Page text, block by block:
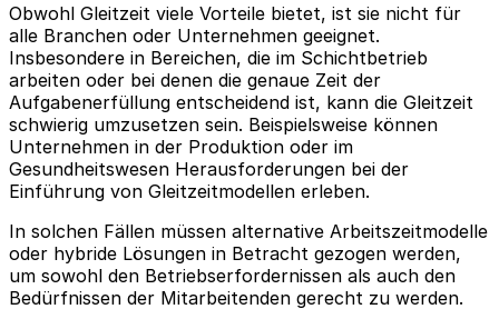
Obwohl Gleitzeit viele Vorteile bietet, ist sie nicht für
alle Branchen oder Unternehmen geeignet.
Insbesondere in Bereichen, die im Schichtbetrieb
arbeiten oder bei denen die genaue Zeit der
Aufgabenerfüllung entscheidend ist, kann die Gleitzeit
schwierig umzusetzen sein. Beispielsweise können
Unternehmen in der Produktion oder im
Gesundheitswesen Herausforderungen bei der
Einführung von Gleitzeitmodellen erleben.
In solchen Fällen müssen alternative Arbeitszeitmodelle
oder hybride Lösungen in Betracht gezogen werden,
um sowohl den Betriebserfordernissen als auch den
Bedürfnissen der Mitarbeitenden gerecht zu werden.